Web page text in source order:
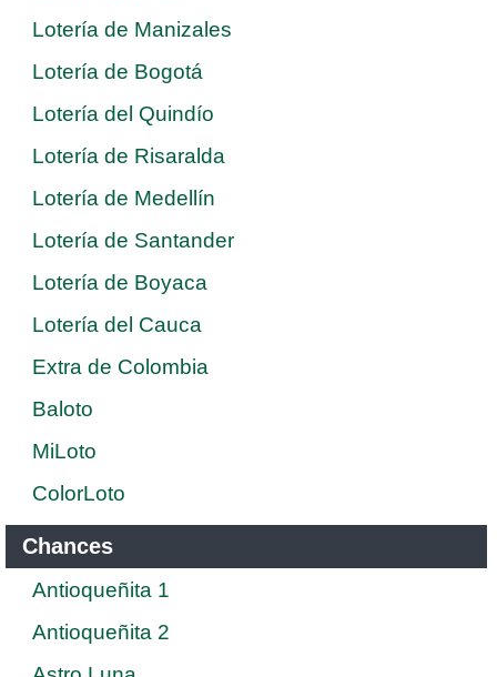
Lotería de Manizales
Lotería de Bogotá
Lotería del Quindío
Lotería de Risaralda
Lotería de Medellín
Lotería de Santander
Lotería de Boyaca
Lotería del Cauca
Extra de Colombia
Baloto
MiLoto
ColorLoto
Chances
Antioqueñita 1
Antioqueñita 2